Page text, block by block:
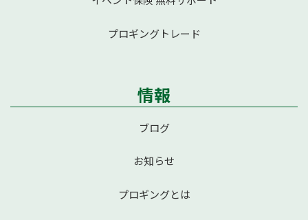
プロギングトレード
情報
ブログ
お知らせ
プロギングとは